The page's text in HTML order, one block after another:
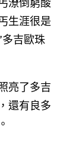
生涯很是
吉歐珠
亮了多吉
還有良多